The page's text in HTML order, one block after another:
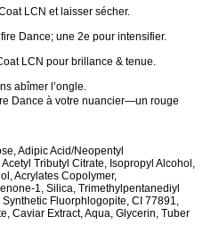
LCN et laisser sécher.
Dance; une 2e pour intensifier.
LCN pour brillance & tenue.
abîmer l’ongle.
Dance à votre nuancier—un rouge
Adipic Acid/Neopentyl
Tributyl Citrate, Isopropyl Alcohol,
Acrylates Copolymer,
1, Silica, Trimethylpentanediyl
Fluorphlogopite, CI 77891,
Caviar Extract, Aqua, Glycerin, Tuber